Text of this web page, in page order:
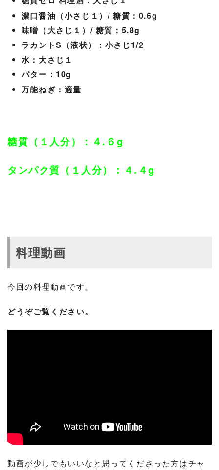
濃口醤油（小さじ１）/ 糖質：0.6g
味噌（大さじ１）/ 糖質：5.8g
ラカントS（液状）：小さじ1/2
水：大さじ１
バター：10g
万能ねぎ：適量
糖質（１人分）：４.６g
タンパク質（１人分）：４.４g
料理動画
今回の料理動画です。
どうぞご覧ください。
動画が少しでもいいなと思ってくださった方はチャ